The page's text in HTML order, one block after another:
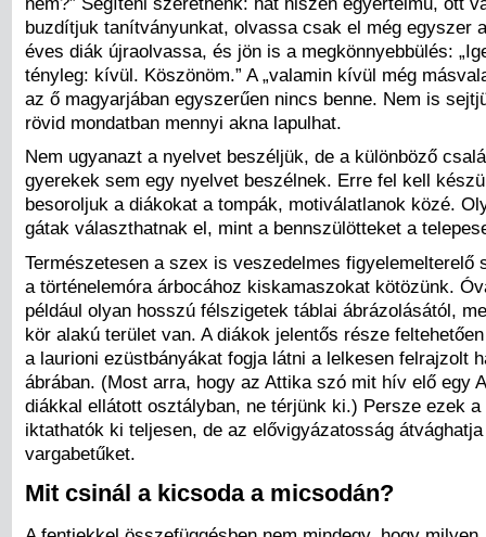
buzdítjuk tanítványunkat, olvassa csak el még egyszer
éves diák újraolvassa, és jön is a megkönnyebbülés:
tényleg: kívül. Köszönöm.” A „valamin kívül még
az ő magyarjában egyszerűen nincs benne. Nem is
rövid mondatban mennyi akna lapulhat.
Nem ugyanazt a nyelvet beszéljük, de a különböző
gyerekek sem egy nyelvet beszélnek. Erre fel kell
besoroljuk a diákokat a tompák, motiválatlanok közé.
gátak választhatnak el, mint a bennszülötteket a
Természetesen a szex is veszedelmes figyelemelterelő
a történelemóra árbocához kiskamaszokat kötözünk.
például olyan hosszú félszigetek táblai ábrázolásától,
kör alakú terület van. A diákok jelentős része
a laurioni ezüstbányákat fogja látni a lelkesen felrajzolt
ábrában. (Most arra, hogy az Attika szó mit hív elő egy
diákkal ellátott osztályban, ne térjünk ki.) Persze ezek
iktathatók ki teljesen, de az elővigyázatosság
vargabetűket.
Mit csinál a kicsoda a micsodán?